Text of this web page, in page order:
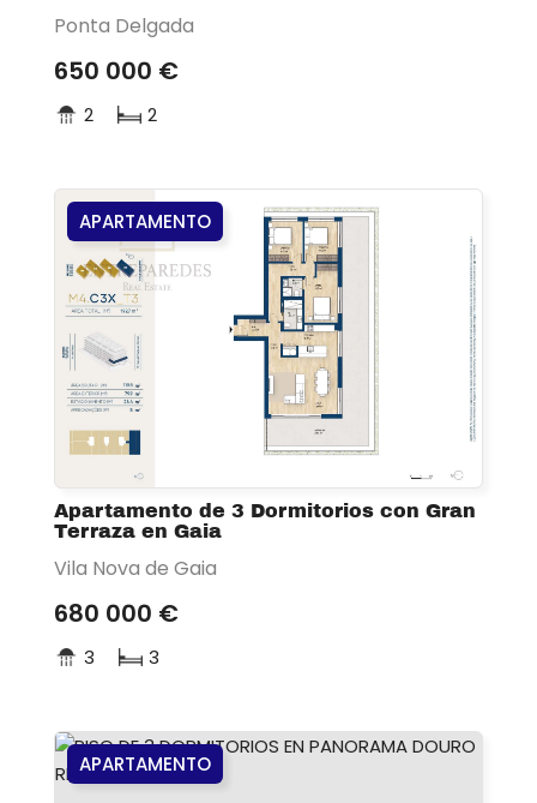
Ponta Delgada
650 000 €
2 2
APARTAMENTO
Apartamento de 3 Dormitorios con Gran
Terraza en Gaia
Vila Nova de Gaia
680 000 €
3 3
APARTAMENTO